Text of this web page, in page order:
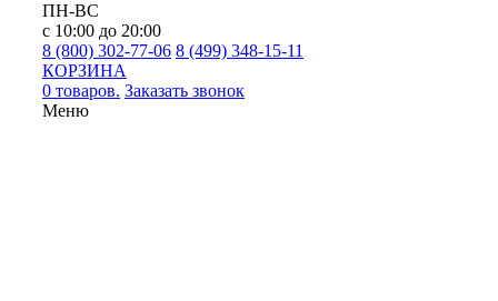
ПН-ВС
с 10:00 до 20:00
8 (800) 302-77-06 8 (499) 348-15-11
КОРЗИНА
0 товаров. Заказать звонок
Меню